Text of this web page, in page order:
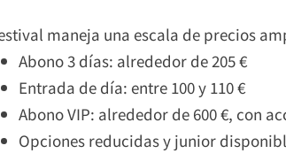
maneja una escala de precios
Abono 3 días: alrededor de 205 €
Entrada de día: entre 100 y 110 €
Abono VIP: alrededor de 600 €, con
Opciones reducidas y junior